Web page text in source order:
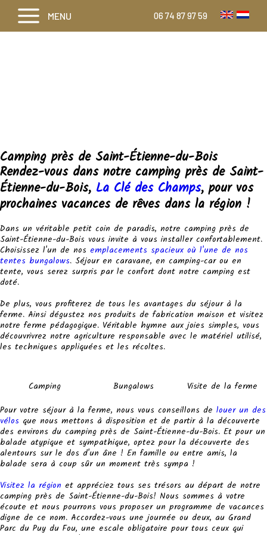
06 74 87 97 59
MENU
Camping près de Saint-Étienne-du-Bois
Rendez-vous dans notre camping près de Saint-
Étienne-du-Bois, La Clé des Champs, pour vos
prochaines vacances de rêves dans la région !
Dans un véritable petit coin de paradis, notre camping près de
Saint-Étienne-du-Bois vous invite à vous installer confortablement.
Choisissez l'un de nos emplacements spacieux où l'une de nos
tentes bungalows. Séjour en caravane, en camping-car ou en
tente, vous serez surpris par le confort dont notre camping est
doté.
De plus, vous profiterez de tous les avantages du séjour à la
ferme. Ainsi dégustez nos produits de fabrication maison et visitez
notre ferme pédagogique. Véritable hymne aux joies simples, vous
découvrivrez notre agriculture responsable avec le matériel utilisé,
les techniques appliquées et les récoltes.
Camping Bungalows
Visite de la ferme
Pour votre séjour à la ferme, nous vous conseillons de louer un des
vélos que nous mettons à disposition et de partir à la découverte
des environs du camping près de Saint-Étienne-du-Bois. Et pour un
balade atypique et sympathique, optez pour la découverte des
alentours sur le dos d'un âne ! En famille ou entre amis, la
balade sera à coup sûr un moment très sympa !
Visitez la région et appréciez tous ses trésors au départ de notre
camping près de Saint-Étienne-du-Bois! Nous sommes à votre
écoute et nous pourrons vous proposer un programme de vacances
digne de ce nom. Accordez-vous une journée ou deux, au Grand
Parc du Puy du Fou, une escale obligatoire pour tous ceux qui